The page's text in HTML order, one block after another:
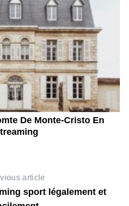
De Monte-Cristo En
article
sport légalement et